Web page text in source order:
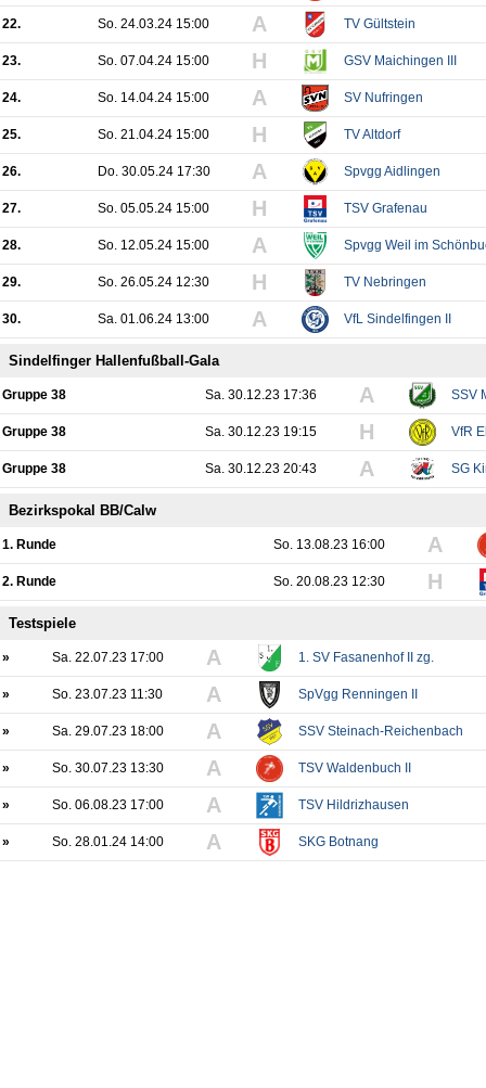
22. So. 24.03.24 15:00 A TV Gültstein
23. So. 07.04.24 15:00 H GSV Maichingen III
24. So. 14.04.24 15:00 A SV Nufringen
25. So. 21.04.24 15:00 H TV Altdorf
26. Do. 30.05.24 17:30 A Spvgg Aidlingen
27. So. 05.05.24 15:00 H TSV Grafenau
28. So. 12.05.24 15:00 A Spvgg Weil im
29. So. 26.05.24 12:30 H TV Nebringen
30. Sa. 01.06.24 13:00 A VfL Sindelfingen II
Sindelfinger Hallenfußball-Gala
Gruppe 38 Sa. 30.12.23 17:36 A SSV
Gruppe 38 Sa. 30.12.23 19:15 H VfR
Gruppe 38 Sa. 30.12.23 20:43 A SG
Bezirkspokal BB/Calw
1. Runde So. 13.08.23 16:00 A
2. Runde So. 20.08.23 12:30 H
Testspiele
» Sa. 22.07.23 17:00 A 1. SV Fasanenhof II zg.
» So. 23.07.23 11:30 A SpVgg Renningen II
» Sa. 29.07.23 18:00 A SSV Steinach-Reichenbach
» So. 30.07.23 13:30 A TSV Waldenbuch II
» So. 06.08.23 17:00 A TSV Hildrizhausen
» So. 28.01.24 14:00 A SKG Botnang